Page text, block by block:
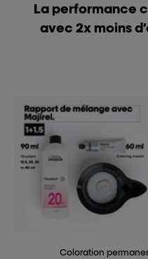
La performance
avec 2x moins
Coloration